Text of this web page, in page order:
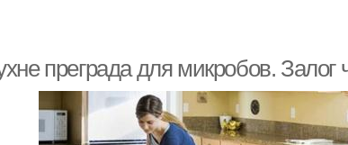
преграда для микробов. Залог